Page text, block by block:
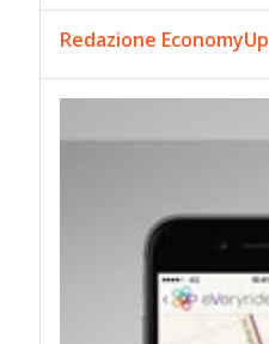
Redazione EconomyUp